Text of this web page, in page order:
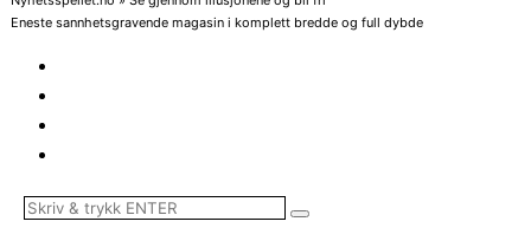
Eneste sannhetsgravende magasin i komplett bredde og full dybde